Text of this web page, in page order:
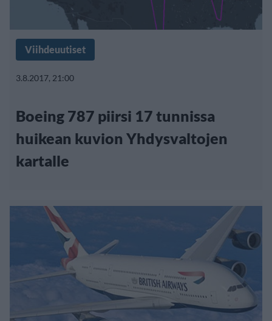
Viihdeuutiset
3.8.2017, 21:00
Boeing 787 piirsi 17 tunnissa
huikean kuvion Yhdysvaltojen
kartalle